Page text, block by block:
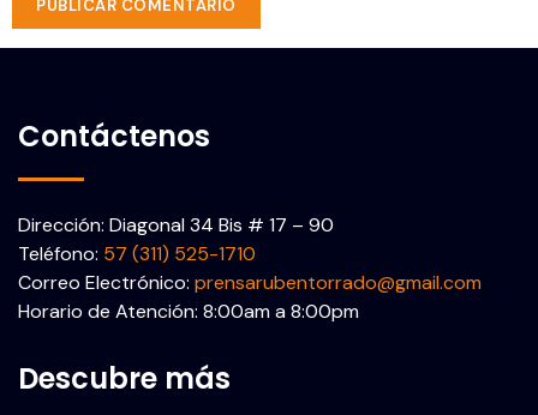
Contáctenos
Dirección: Diagonal 34 Bis # 17 – 90
Teléfono: 57 (311) 525-1710
Correo Electrónico: prensarubentorrado@gmail.com
Horario de Atención: 8:00am a 8:00pm
Descubre más